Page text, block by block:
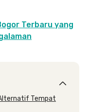
Terbaru yang
Tempat